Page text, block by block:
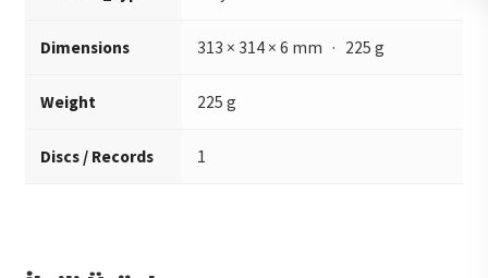
Dimensions 313 × 314 × 6 mm · 225 g
Weight 225 g
Discs / Records 1